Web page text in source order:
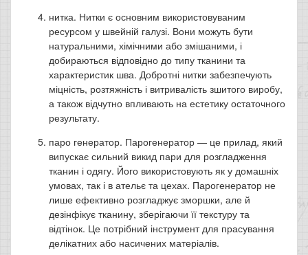
нитка. Нитки є основним використовуваним
ресурсом у швейній галузі. Вони можуть бути
натуральними, хімічними або змішаними, і
добираються відповідно до типу тканини та
характеристик шва. Добротні нитки забезпечують
міцність, розтяжність і витривалість зшитого виробу,
а також відчутно впливають на естетику остаточного
результату.
паро генератор. Парогенератор — це прилад, який
випускає сильний викид пари для розгладження
тканин і одягу. Його використовують як у домашніх
умовах, так і в ательє та цехах. Парогенератор не
лише ефективно розгладжує зморшки, але й
дезінфікує тканину, зберігаючи її текстуру та
відтінок. Це потрібний інструмент для прасування
делікатних або насичених матеріалів.